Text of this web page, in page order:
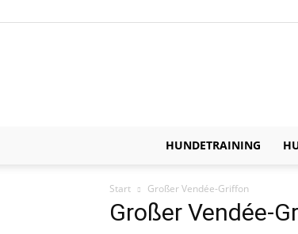
HUNDETRAINING
Start Großer Vendée-Griffon
Großer Vendée-